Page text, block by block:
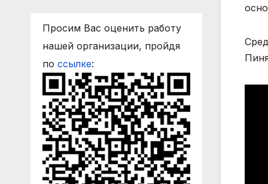
Просим Вас оценить работу
нашей организации, пройдя
по ссылке: